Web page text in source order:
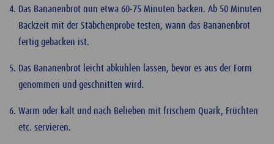
Das Bananenbrot nun etwa 60-75 Minuten backen. Ab 50 Minuten
Backzeit mit der Stäbchenprobe testen, wann das Bananenbrot
fertig gebacken ist.
Das Bananenbrot leicht abkühlen lassen, bevor es aus der Form
genommen und geschnitten wird.
Warm oder kalt und nach Belieben mit frischem Quark, Früchten
etc. servieren.